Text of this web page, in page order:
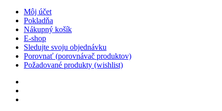
Môj účet
Pokladňa
Nákupný košík
E-shop
Sledujte svoju objednávku
Porovnať (porovnávač produktov)
Požadované produkty (wishlist)